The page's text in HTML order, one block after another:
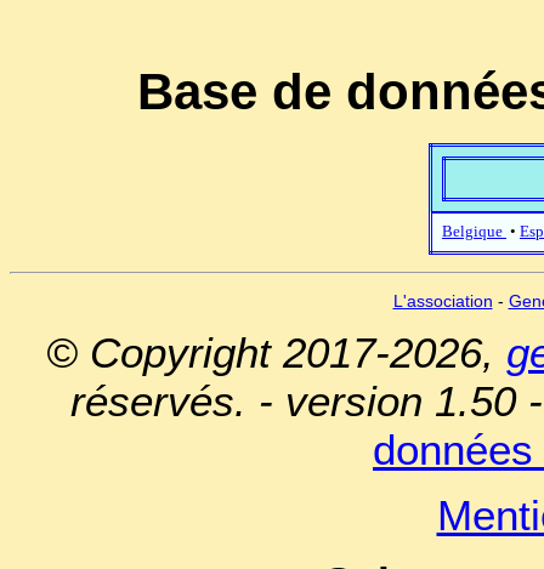
Base de
Belgique •
L'association -
© Copyright 2017-2026,
réservés. - version 1.50